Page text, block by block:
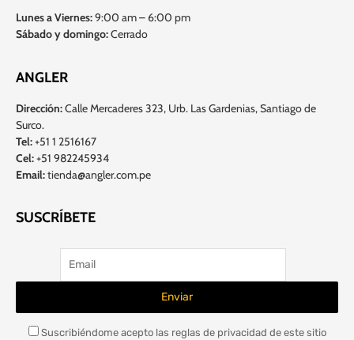
Lunes a Viernes:9:00 am – 6:00 pm
Sábado y domingo:Cerrado
ANGLER
Dirección:Calle Mercaderes 323, Urb. Las Gardenias, Santiago de
Surco.
Tel:+51 1 2516167
Cel:+51 982245934
Email:tienda@angler.com.pe
SUSCRÍBETE
Suscribiéndome acepto las reglas de privacidad de este sitio